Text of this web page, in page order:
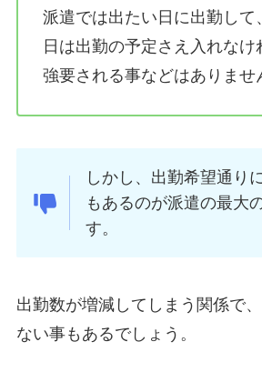
派遣では出たい日に出勤して
日は出勤の予定さえ入れなけ
強要される事などはありませ
しかし、出勤希望通り
もあるのが派遣の最大
す。
出勤数が増減してしまう関係で
ない事もあるでしょう。